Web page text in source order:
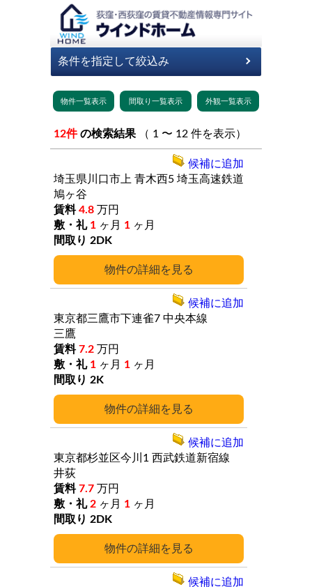
12件 の検索結果 （ 1 〜 12 件を表示）
詳細
埼玉県川口市上 青木西5 埼玉高速鉄道
鳩ヶ谷
4.8 万円
1 ヶ月 1 ヶ月
2DK
候補に追加
詳細
東京都三鷹市下連雀7 中央本線
三鷹
7.2 万円
1 ヶ月 1 ヶ月
2K
候補に追加
詳細
東京都杉並区今川1 西武鉄道新宿線
井荻
7.7 万円
2 ヶ月 1 ヶ月
2DK
候補に追加
候補に追加